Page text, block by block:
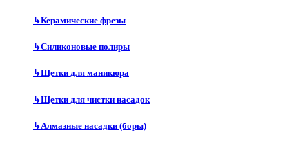
↳Керамические фрезы
↳Силиконовые полиры
↳Щетки для маникюра
↳Щетки для чистки насадок
↳Алмазные насадки (боры)